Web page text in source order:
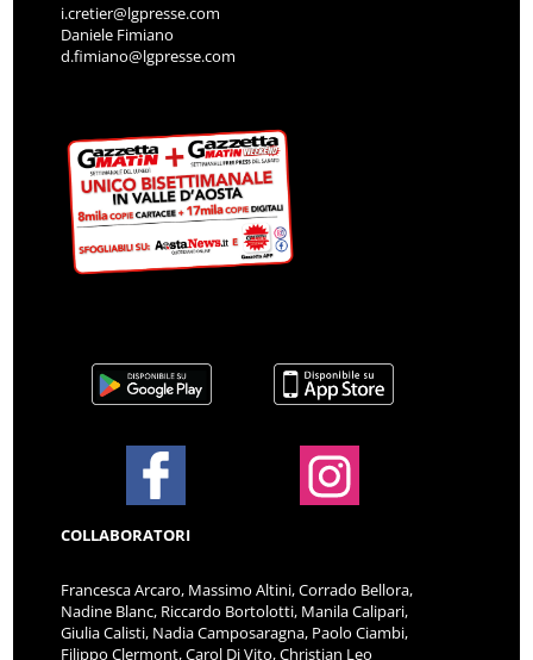
i.cretier@lgpresse.com
Daniele Fimiano
d.fimiano@lgpresse.com
COLLABORATORI
Francesca Arcaro, Massimo Altini, Corrado Bellora,
Nadine Blanc, Riccardo Bortolotti, Manila Calipari,
Giulia Calisti, Nadia Camposaragna, Paolo Ciambi,
Filippo Clermont, Carol Di Vito, Christian Leo